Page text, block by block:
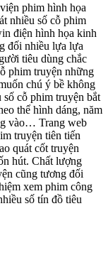
phim hình họa
nhiều số cỗ phim
điện hình họa kinh
đối nhiều lựa lựa
tiêu dùng chắc
phim truyện những
chú ý bề không
cỗ phim truyện bắt
thể hình dáng, năm
vào… Trang web
truyện tiên tiến
quát cốt truyện
hút. Chất lượng
cũng tương đối
xem phim công
số tín đồ tiêu